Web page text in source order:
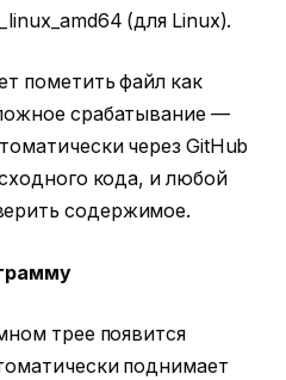
(для Linux).
пометить файл как
срабатывание —
через GitHub
кода, и любой
содержимое.
трее появится
поднимает